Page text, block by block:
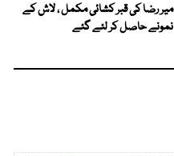
میر رضا کی قبر کشائی مکمل ، لاش کے
نمونے حاصل کر لئے گئے